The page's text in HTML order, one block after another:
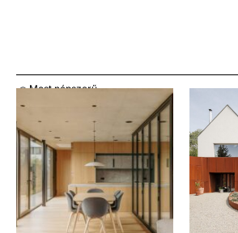
Most népszerű